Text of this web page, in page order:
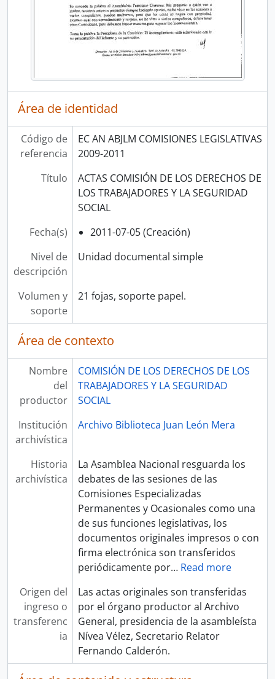
Área de identidad
Código de
referencia
EC AN ABJLM COMISIONES LEGISLATIVAS
2009-2011
Título
ACTAS COMISIÓN DE LOS DERECHOS DE
LOS TRABAJADORES Y LA SEGURIDAD
SOCIAL
Fecha(s)
2011-07-05 (Creación)
Nivel de
descripción
Unidad documental simple
Volumen y
soporte
21 fojas, soporte papel.
Área de contexto
Nombre
del
productor
COMISIÓN DE LOS DERECHOS DE LOS
TRABAJADORES Y LA SEGURIDAD
SOCIAL
Institución
archivística
Archivo Biblioteca Juan León Mera
Historia
archivística
La Asamblea Nacional resguarda los
debates de las sesiones de las
Comisiones Especializadas
Permanentes y Ocasionales como una
de sus funciones legislativas, los
documentos originales impresos o con
firma electrónica son transferidos
periódicamente por… Read more
Origen del
ingreso o
transferenc
ia
Las actas originales son transferidas
por el órgano productor al Archivo
General, presidencia de la asambleísta
Nívea Vélez, Secretario Relator
Fernando Calderón.